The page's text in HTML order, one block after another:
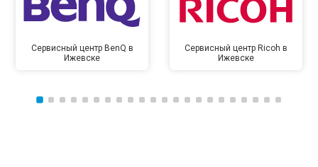
Сервисный центр BenQ в
Ижевске
Сервисный центр Ricoh в
Ижевске